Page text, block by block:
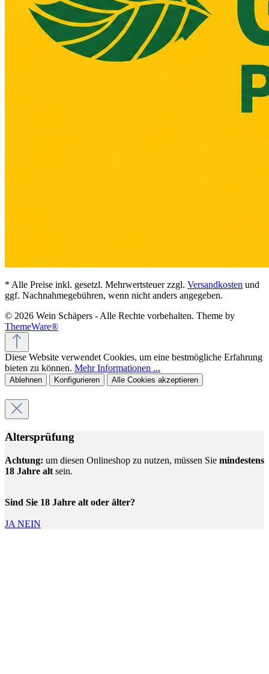
* Alle Preise inkl. gesetzl. Mehrwertsteuer zzgl. Versandkosten und
ggf. Nachnahmegebühren, wenn nicht anders angegeben.
© 2026 Wein Schäpers - Alle Rechte vorbehalten. Theme by
ThemeWare®
Diese Website verwendet Cookies, um eine bestmögliche Erfahrung
bieten zu können. Mehr Informationen ...
Ablehnen Konfigurieren Alle Cookies akzeptieren
Altersprüfung
Achtung: um diesen Onlineshop zu nutzen, müssen Sie mindestens
18 Jahre alt sein.
Sind Sie 18 Jahre alt oder älter?
JA NEIN